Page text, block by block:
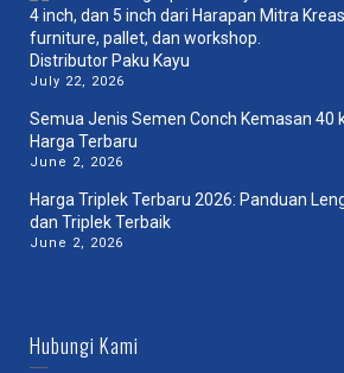
Distributor Paku Kayu
July 22, 2026
Semua Jenis Semen Conch Kemasan 40
Harga Terbaru
June 2, 2026
Harga Triplek Terbaru 2026: Panduan
dan Triplek Terbaik
June 2, 2026
Hubungi Kami